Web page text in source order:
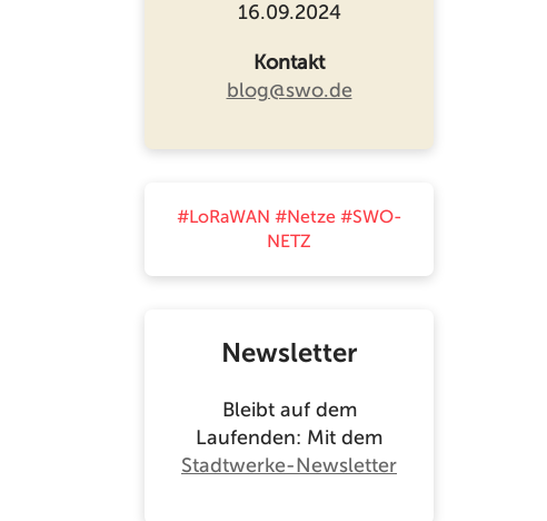
16.09.2024
Kontakt
blog@swo.de
#LoRaWAN #Netze #SWO-
NETZ
Newsletter
Bleibt auf dem
Laufenden: Mit dem
Stadtwerke-Newsletter